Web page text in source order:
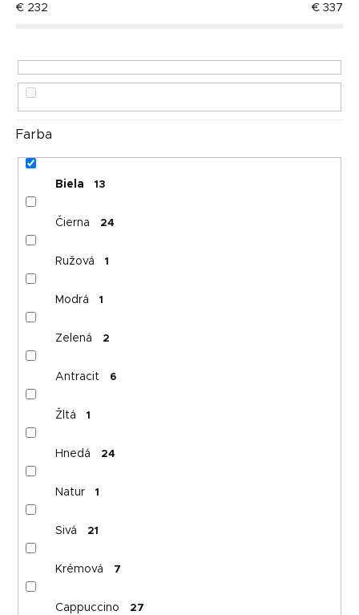
r
k
v
€ 232 € 337
Farba
Biela 13
Čierna 24
Ružová 1
Modrá 1
Zelená 2
Antracit 6
Žltá 1
Hnedá 24
Natur 1
Sivá 21
Krémová 7
Cappuccino 27